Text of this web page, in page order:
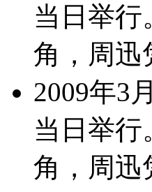
当日举行
角，周迅
2009年3
当日举行
角，周迅